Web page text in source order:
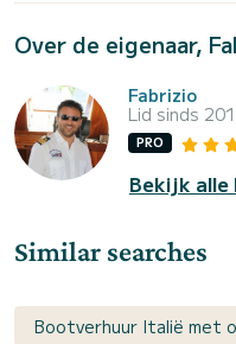
Over de eigenaar,
Fabrizio
Lid sinds
PRO
Bekijk alle
Similar searches
Bootverhuur Italië met